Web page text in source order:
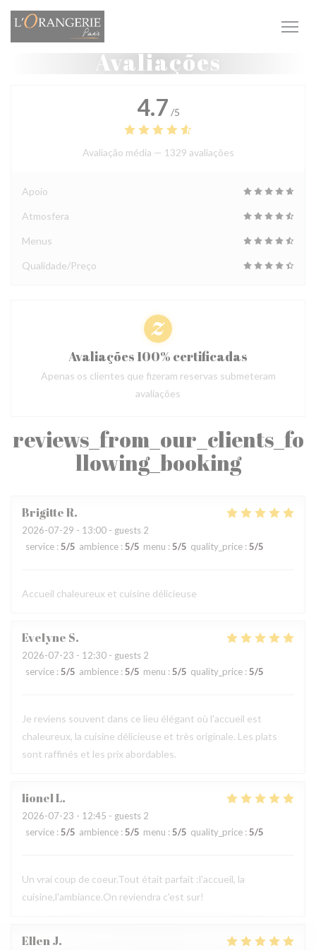
Painel de Gerenciamento de Cookies
Avaliações
reviews_from_our_clients_fo
llowing_booking
BrigitteR
2026-07-29 - 13:00 - guests 2
service : 5/5 ambience : 5/5 menu : 5/5 quality_price : 5/5
Accueil chaleureux et cuisine délicieuse
Evelyne S
2026-07-23 - 12:30 - guests 2
service : 5/5 ambience : 5/5 menu : 5/5 quality_price : 5/5
Je reviens souvent dans ce lieu élégant où l'accueil est
chaleureux, la cuisine délicieuse et très originale. Les plats
sont raffinés et les prix abordables.
lionelL
2026-07-23 - 12:45 - guests 2
service : 5/5 ambience : 5/5 menu : 5/5 quality_price : 5/5
Un vrai coup de coeur.Tout était parfait :l'accueil, la
cuisine,l'ambiance.On reviendra c'est sur!
EllenJ
4.7 /5
Avaliação média — 1329 avaliações
Apoio
Atmosfera
Menus
Qualidade/Preço
Avaliações 100% certificadas
Apenas os clientes que fizeram reservas submeteram
avaliações